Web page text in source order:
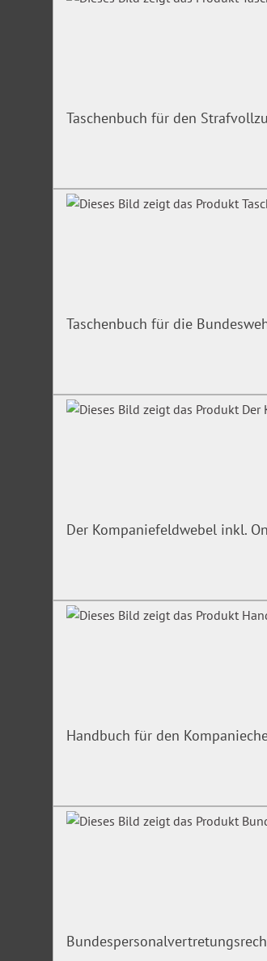
Taschenbuch für den
Taschenbuch für die
Der Kompaniefeldwebel inkl.
Handbuch für den